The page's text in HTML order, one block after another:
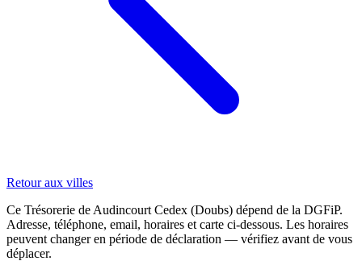
Retour aux villes
Ce Trésorerie de Audincourt Cedex (Doubs) dépend de la DGFiP.
Adresse, téléphone, email, horaires et carte ci-dessous. Les horaires
peuvent changer en période de déclaration — vérifiez avant de vous
déplacer.